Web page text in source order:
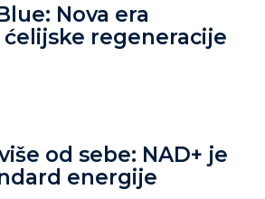
Nova era
regeneracije
od sebe: NAD+ je
energije